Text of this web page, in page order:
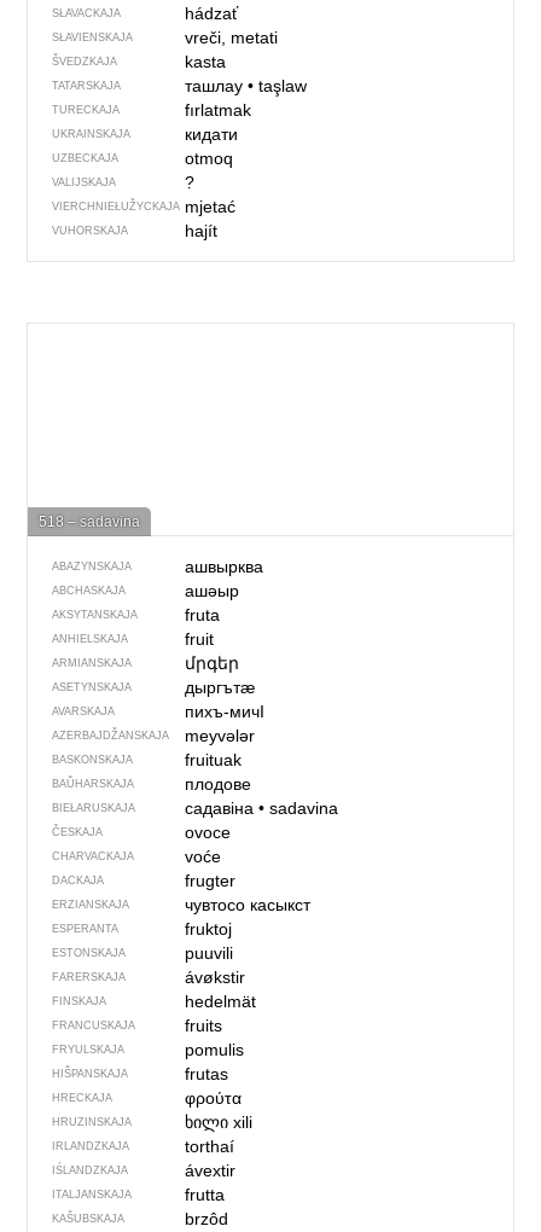
SŁAVACKAJA hádzať
SŁAVIENSKAJA vreči, metati
ŠVEDZKAJA kasta
TATARSKAJA ташлау• taşlaw
TURECKAJA fırlatmak
UKRAINSKAJA кидати
UZBECKAJA otmoq
VALIJSKAJA ?
VIERCHNIE­ŁUŽYCKAJA mjetać
VUHORSKAJA hajít
518 – sadavina
ABAZYNSKAJA ашвырква
ABCHASKAJA ашәыр
AKSYTANSKAJA fruta
ANHIELSKAJA fruit
ARMIANSKAJA մրգեր
ASETYNSKAJA дыргътӕ
AVARSKAJA пихъ-мичI
AZERBAJDŽAN­SKAJA meyvələr
BASKONSKAJA fruituak
BAŬHARSKAJA плодове
BIEŁARUSKAJA садавіна• sadavina
ČESKAJA ovoce
CHARVACKAJA voće
DACKAJA frugter
ERZIANSKAJA чувтосо касыкст
ESPERANTA fruktoj
ESTONSKAJA puuvili
FARERSKAJA ávøkstir
FINSKAJA hedelmät
FRANCUSKAJA fruits
FRYULSKAJA pomulis
HIŠPANSKAJA frutas
HRECKAJA φρούτα
HRUZINSKAJA ხილიxili
IRLANDZKAJA torthaí
IŚLANDZKAJA ávextir
ITALJANSKAJA frutta
KAŠUBSKAJA brzôd